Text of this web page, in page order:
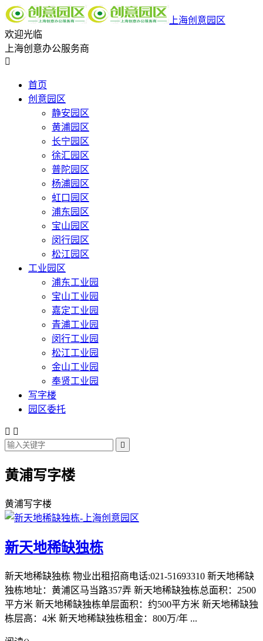
上海创意园区
欢迎光临
上海创意办公服务商

首页
创意园区
静安园区
黄浦园区
长宁园区
徐汇园区
普陀园区
杨浦园区
虹口园区
浦东园区
宝山园区
闵行园区
松江园区
工业园区
浦东工业园
宝山工业园
嘉定工业园
青浦工业园
闵行工业园
松江工业园
金山工业园
奉贤工业园
写字楼
园区委托
 

黄浦写字楼
黄浦写字楼
新天地稀缺独栋
新天地稀缺独栋 物业出租招商电话:021-51693310 新天地稀缺
独栋地址：黄浦区马当路357弄 新天地稀缺独栋总面积：2500
平方米 新天地稀缺独栋单层面积：约500平方米 新天地稀缺独
栋层高：4米 新天地稀缺独栋租金：800万/年 ...